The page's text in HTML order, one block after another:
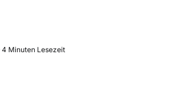
Minuten Lesezeit